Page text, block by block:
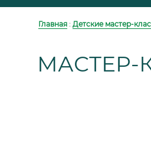
Главная : Детские мастер-
МАСТЕР-